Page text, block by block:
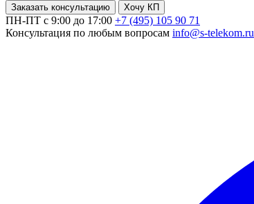
Заказать консультацию Хочу КП
ПН-ПТ с 9:00 до 17:00 +7 (495) 105 90 71
Консультация по любым вопросам info@s-telekom.ru